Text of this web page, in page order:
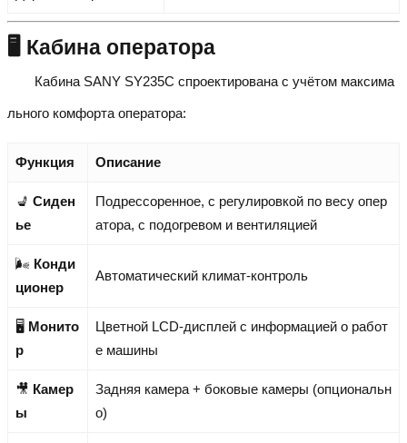
🖥️ Кабина оператора
Кабина SANY SY235C спроектирована с учётом максима
льного комфорта оператора:
Функция Описание
💺 Сиден
ье
Подрессоренное, с регулировкой по весу опер
атора, с подогревом и вентиляцией
🌬️ Конди
ционер
Автоматический климат-контроль
🖥️ Монито
р
Цветной LCD-дисплей с информацией о работ
е машины
🎥 Камер
ы
Задняя камера + боковые камеры (опциональн
о)